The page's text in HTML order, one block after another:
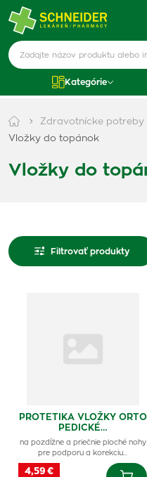
Kategórie
Zdravotnícke potreby
Vložky do topánok
Vložky do
Filtrovať produkty
PROTETIKA VLOŽKY ORTO
PEDICKÉ…
na pozdĺžne a priečnie ploché nohy
pre podporu a korekciu…
4,59 €